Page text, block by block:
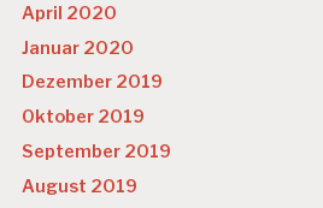
April 2020
Januar 2020
Dezember 2019
Oktober 2019
September 2019
August 2019